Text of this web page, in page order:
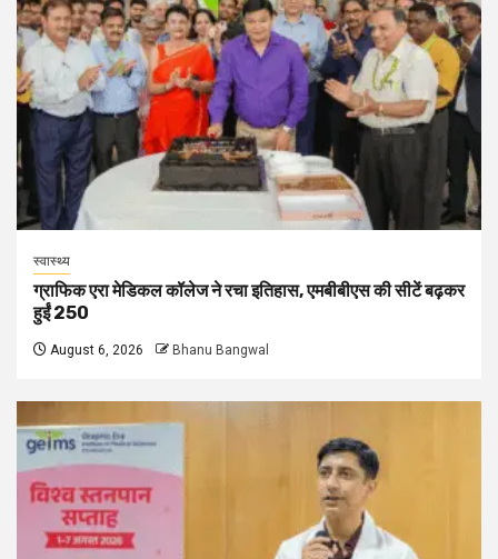
स्वास्थ्य
ग्राफिक एरा मेडिकल कॉलेज ने रचा इतिहास, एमबीबीएस की सीटें बढ़कर
हुईं 250
August 6, 2026 Bhanu Bangwal